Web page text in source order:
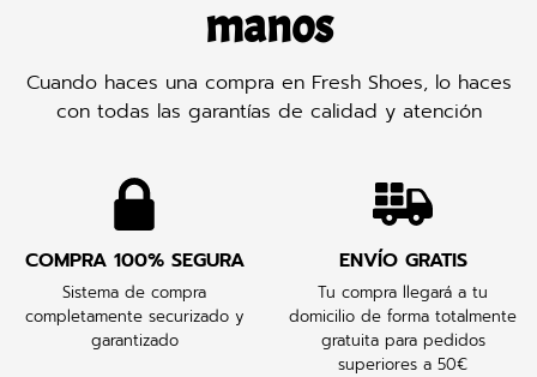
manos
Cuando haces una compra en Fresh Shoes, lo haces
con todas las garantías de calidad y atención
COMPRA 100% SEGURA
Sistema de compra
completamente securizado y
garantizado
ENVÍO GRATIS
Tu compra llegará a tu
domicilio de forma totalmente
gratuita para pedidos
superiores a 50€